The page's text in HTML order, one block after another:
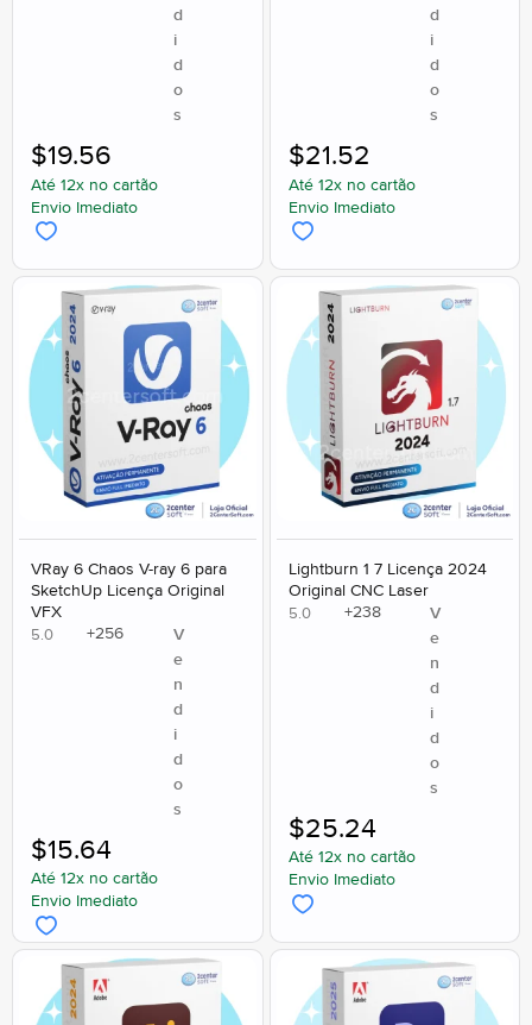
d
i
d
o
s
Até 12x no cartão
Envio Imediato
$19.56
d
i
d
o
s
Até 12x no cartão
Envio Imediato
$21.52
VRay 6 Chaos V-ray 6 para
SketchUp Licença Original
VFX
5.0 +256
V
e
n
d
i
d
o
s
Até 12x no cartão
Envio Imediato
$15.64
Lightburn 1 7 Licença 2024
Original CNC Laser
5.0 +238
V
e
n
d
i
d
o
s
Até 12x no cartão
Envio Imediato
$25.24